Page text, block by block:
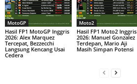
MotoGP
Hasil FP1 MotoGP Inggris
2026: Alex Marquez
Tercepat, Bezzecchi
Langsung Kencang Usai
Cedera
Moto2
Hasil FP1 Moto2 Inggris
2026: Manuel Gonzalez
Terdepan, Mario Aji
Masih Simpan Potensi